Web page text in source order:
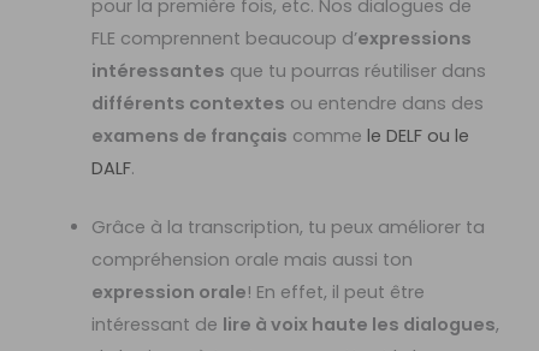
pour la première fois, etc. Nos dialogues de
FLE comprennent beaucoup d’expressions
intéressantes que tu pourras réutiliser dans
différents contextes ou entendre dans des
examens de français comme le DELF ou le
DALF.
Grâce à la transcription, tu peux améliorer ta
compréhension orale mais aussi ton
expression orale! En effet, il peut être
intéressant de lire à voix haute les dialogues,